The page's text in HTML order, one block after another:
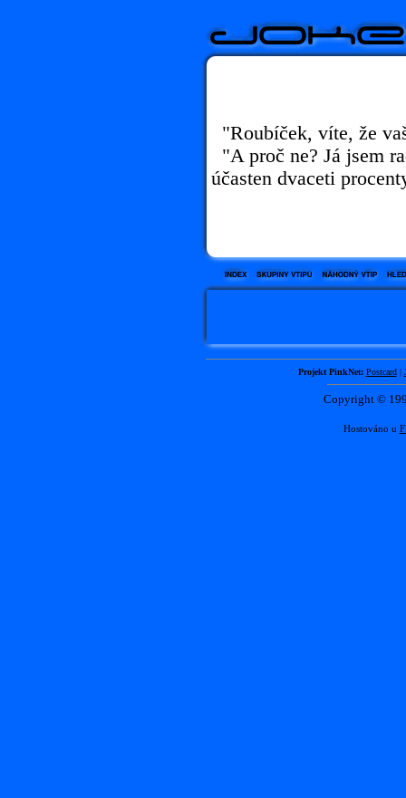
"Roubíček, víte, že
"A proč ne? Já jsem
účasten dvaceti
Projekt PinkNet: Postcard|
Copyright ©
Hostováno u